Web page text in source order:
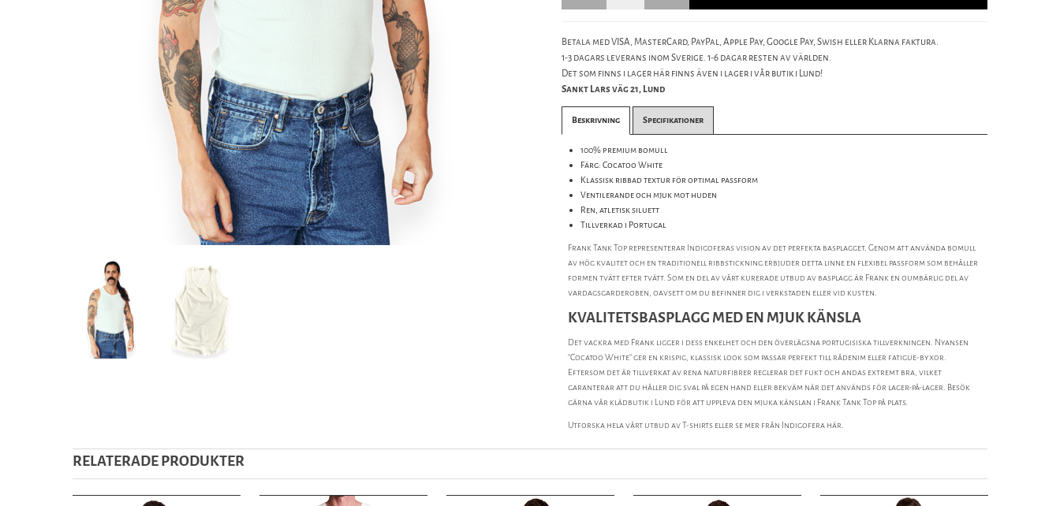
Betala med VISA, MasterCard, PayPal, Apple Pay, Google Pay, Swish eller Klarna faktura.
1-3 dagars leverans inom Sverige. 1-6 dagar resten av världen.
Det som finns i lager här finns även i lager i vår butik i Lund!
Sankt Lars väg 21, Lund
Beskrivning Specifikationer
100% premium bomull
Färg: Cocatoo White
Klassisk ribbad textur för optimal passform
Ventilerande och mjuk mot huden
Ren, atletisk siluett
Tillverkad i Portugal
Frank Tank Top representerar Indigoferas vision av det perfekta basplagget. Genom att använda bomull
av hög kvalitet och en traditionell ribbstickning erbjuder detta linne en flexibel passform som behåller
formen tvätt efter tvätt. Som en del av vårt kurerade utbud av basplagg är Frank en oumbärlig del av
vardagsgarderoben, oavsett om du befinner dig i verkstaden eller vid kusten.
KVALITETSBASPLAGG MED EN MJUK KÄNSLA
Det vackra med Frank ligger i dess enkelhet och den överlägsna portugisiska tillverkningen. Nyansen
"Cocatoo White" ger en krispig, klassisk look som passar perfekt till rådenim eller fatigue-byxor.
Eftersom det är tillverkat av rena naturfibrer reglerar det fukt och andas extremt bra, vilket
garanterar att du håller dig sval på egen hand eller bekväm när det används för lager-på-lager. Besök
gärna vår klädbutik i Lund för att uppleva den mjuka känslan i Frank Tank Top på plats.
Utforska hela vårt utbud avT-shirts eller se mer från Indigofera här.
RELATERADE PRODUKTER